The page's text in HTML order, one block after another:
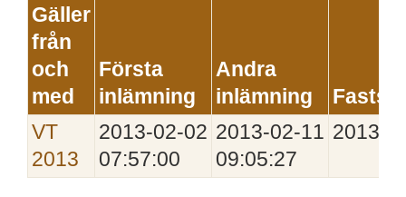
Gäller
från
och
med
Första
inlämning
Andra
inlämning
VT
2013
2013‑02‑02
07:57:00
2013‑02‑11
09:05:27